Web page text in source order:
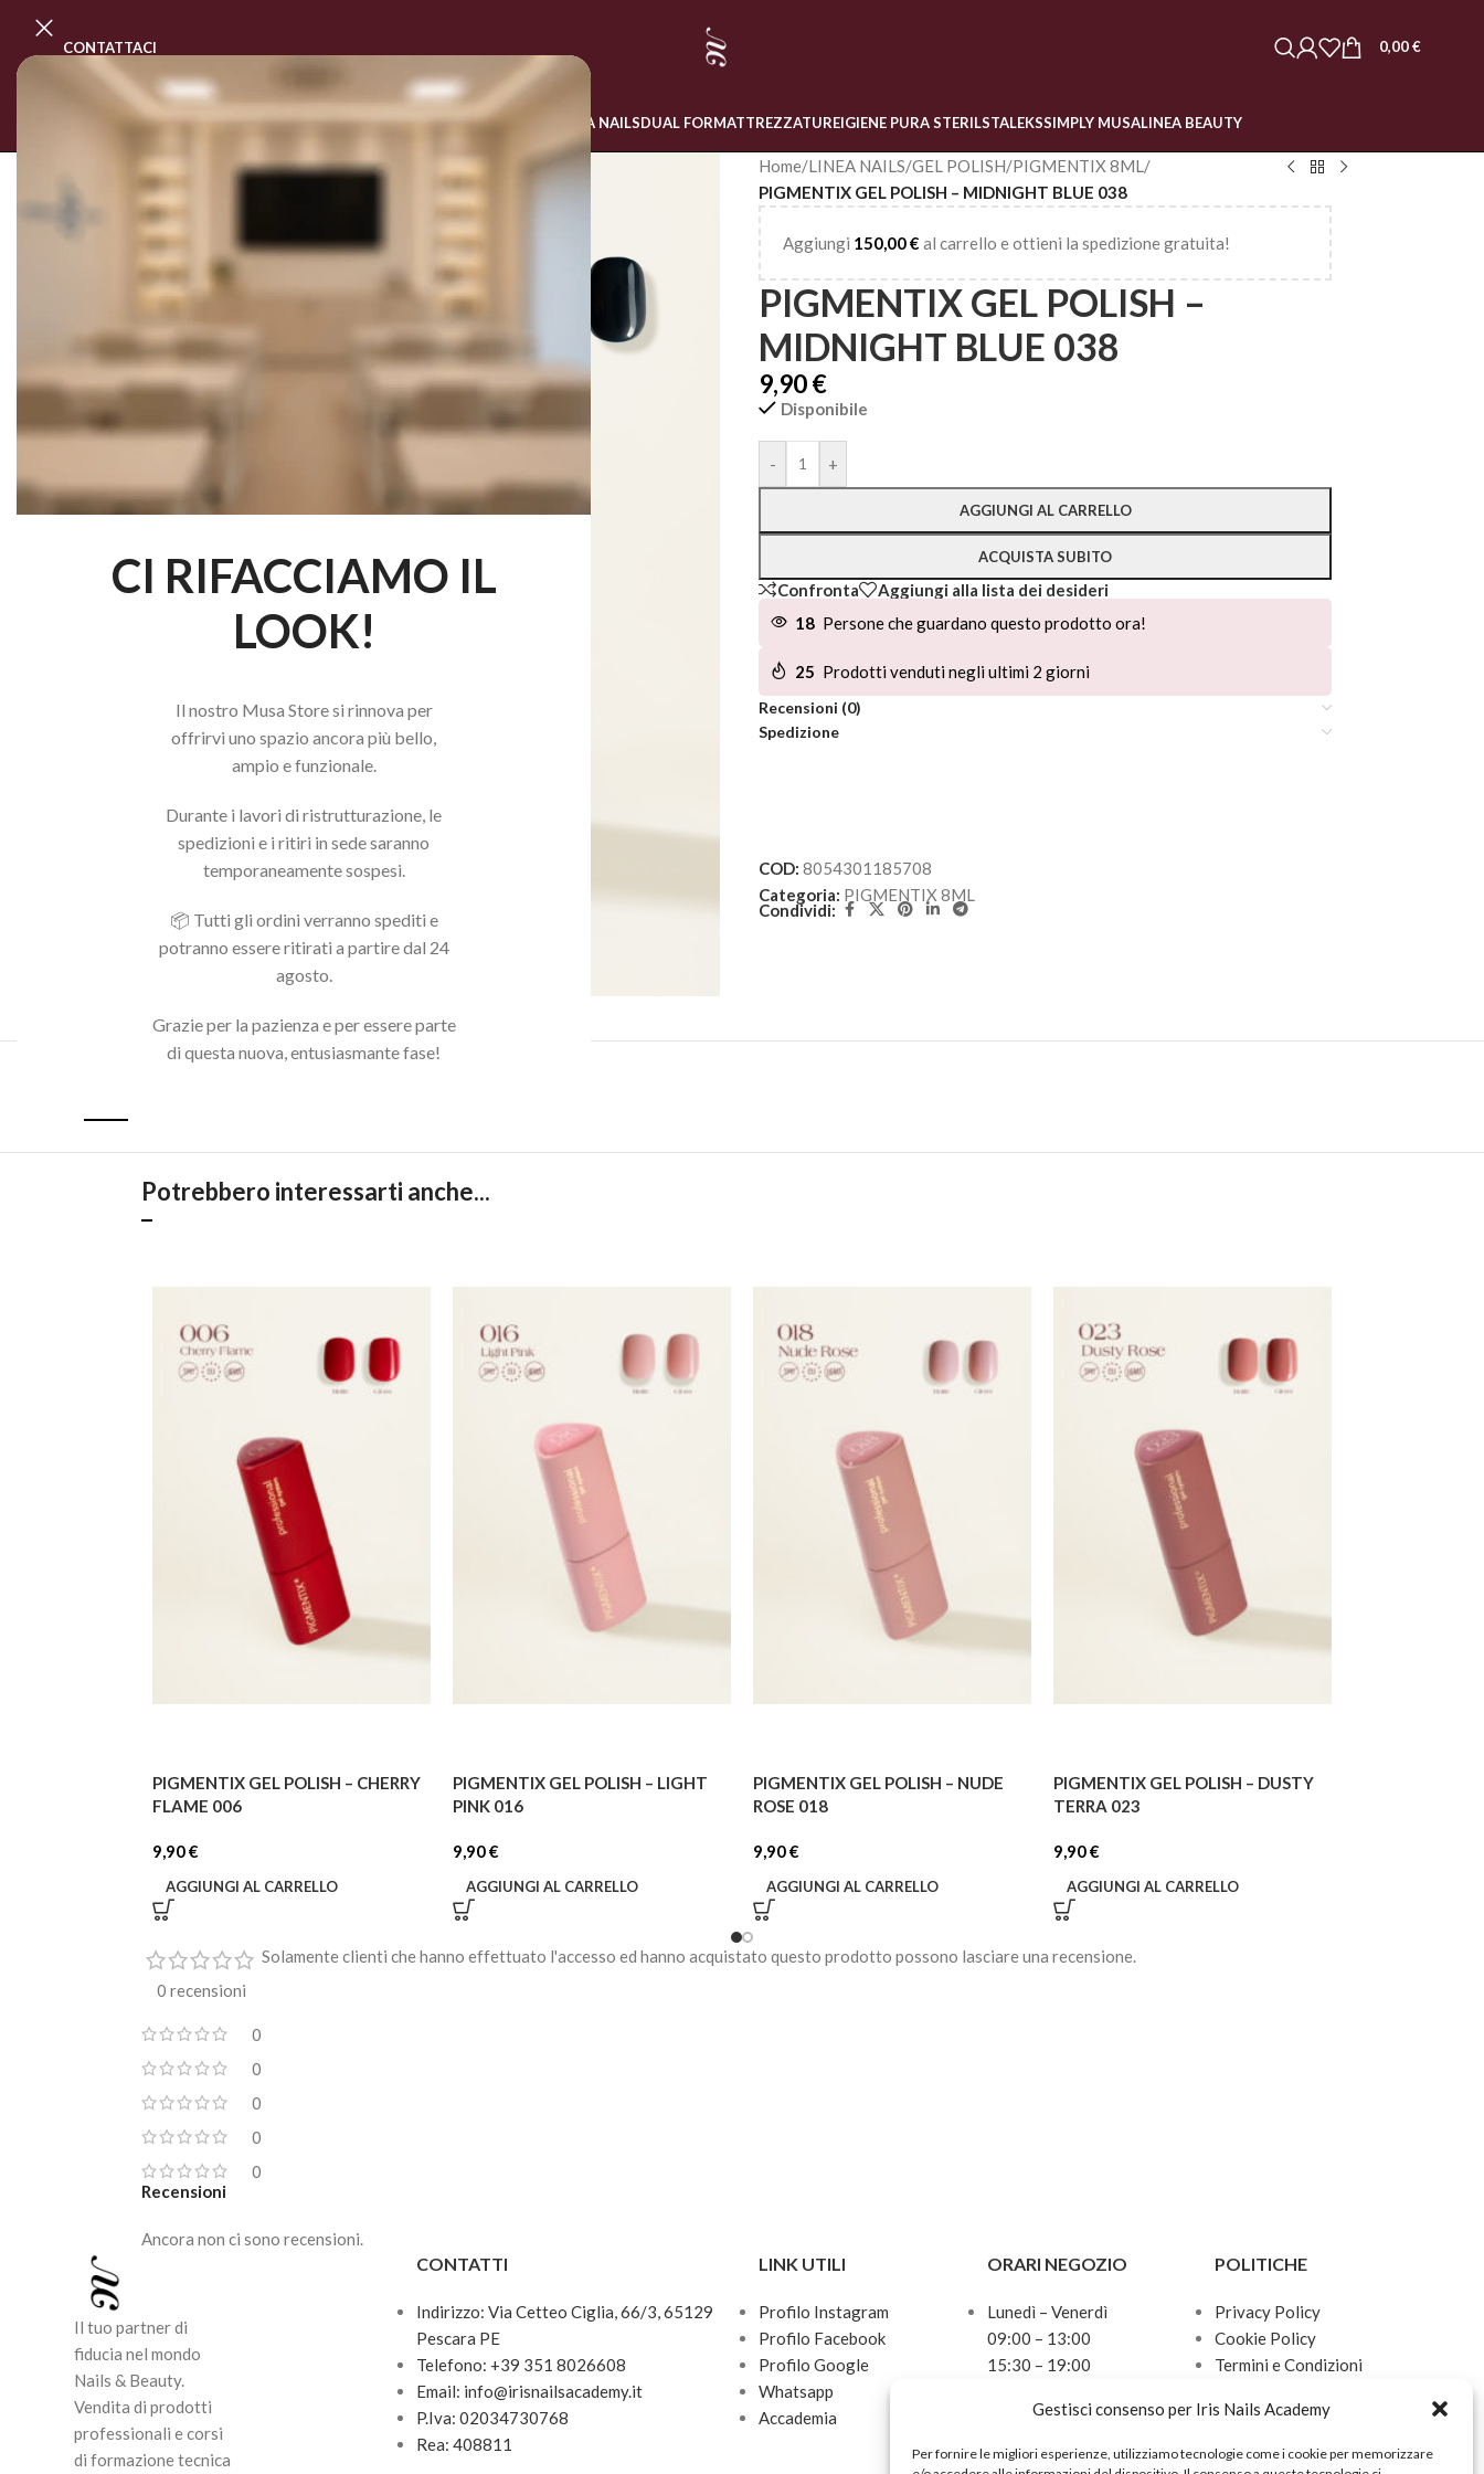
CI RIFACCIAMO IL
LOOK!
Il nostro Musa Store si rinnova per
offrirvi uno spazio ancora più bello,
ampio e funzionale.
Durante i lavori di ristrutturazione, le
spedizioni e i ritiri in sede saranno
temporaneamente sospesi.
📦 Tutti gli ordini verranno spediti e
potranno essere ritirati a partire dal 24
agosto.
Grazie per la pazienza e per essere parte
di questa nuova, entusiasmante fase!
Gestisci consenso per Iris Nails Academy
Per fornire le migliori esperienze, utilizziamo tecnologie come i cookie per memorizzare
CONTATTACI 0,00€
PROGRAMMA MASTER CLASSCORSI ONLINE LINEA NAILSDUAL FORMATTREZZATUREIGIENE PURA STERILSTALEKSSIMPLY MUSALINEA BEAUTY
Home/LINEA NAILS/GEL POLISH/PIGMENTIX 8ML/
PIGMENTIX GEL POLISH – MIDNIGHT BLUE 038
Aggiungi 150,00€ al carrello e ottieni la spedizione gratuita!
PIGMENTIX GEL POLISH –
MIDNIGHT BLUE 038
9,90€
Disponibile
- +
AGGIUNGI AL CARRELLO
ACQUISTA SUBITO
Alternative:
Confronta
Aggiungi alla lista dei desideri
18 Persone che guardano questo prodotto ora!
25 Prodotti venduti negli ultimi 2 giorni
Recensioni (0)
Spedizione
COD: 8054301185708
Categoria: PIGMENTIX 8ML
Condividi:
Potrebbero interessarti anche...
PIGMENTIX GEL POLISH – CHERRY
FLAME 006
9,90€
AGGIUNGI AL CARRELLO
PIGMENTIX GEL POLISH – LIGHT
PINK 016
9,90€
AGGIUNGI AL CARRELLO
PIGMENTIX GEL POLISH – NUDE
ROSE 018
9,90€
AGGIUNGI AL CARRELLO
PIGMENTIX GEL POLISH – DUSTY
TERRA 023
9,90€
AGGIUNGI AL CARRELLO
0 recensioni
0
0
0
0
0
Recensioni
Ancora non ci sono recensioni.
Solamente clienti che hanno effettuato l'accesso ed hanno acquistato questo prodotto possono lasciare una recensione.
Il tuo partner di
fiducia nel mondo
Nails & Beauty.
Vendita di prodotti
professionali e corsi
di formazione tecnica
CONTATTI
Indirizzo: Via Cetteo Ciglia, 66/3, 65129
Pescara PE
Telefono: +39 351 8026608
Email: info@irisnailsacademy.it
P.Iva: 02034730768
Rea: 408811
LINK UTILI
Profilo Instagram
Profilo Facebook
Profilo Google
Whatsapp
Accademia
ORARI NEGOZIO
Lunedì – Venerdì
09:00 – 13:00
15:30 – 19:00
10:00 – 13:00
Domenica
POLITICHE
Privacy Policy
Cookie Policy
Termini e Condizioni